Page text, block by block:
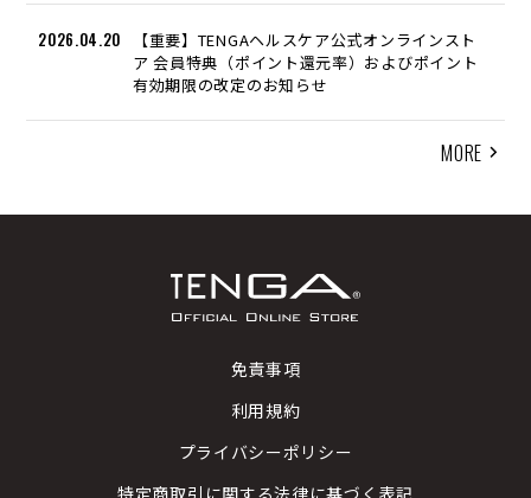
2026.04.20
【重要】TENGAヘルスケア公式オンラインスト
ア 会員特典（ポイント還元率）およびポイント
有効期限の改定のお知らせ
MORE
免責事項
利用規約
プライバシーポリシー
特定商取引に関する法律に基づく表記